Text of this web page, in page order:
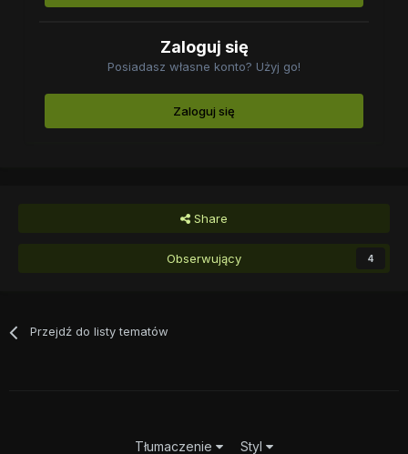
Zaloguj się
Posiadasz własne konto? Użyj go!
Zaloguj się
Share
Obserwujący 4
Przejdź do listy tematów
Tłumaczenie Styl